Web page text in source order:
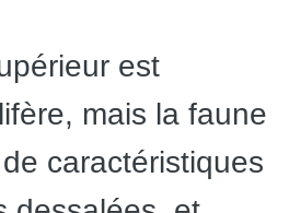
est
mais la faune
caractéristiques